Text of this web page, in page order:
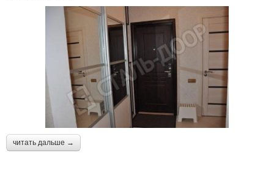
читать дальше →